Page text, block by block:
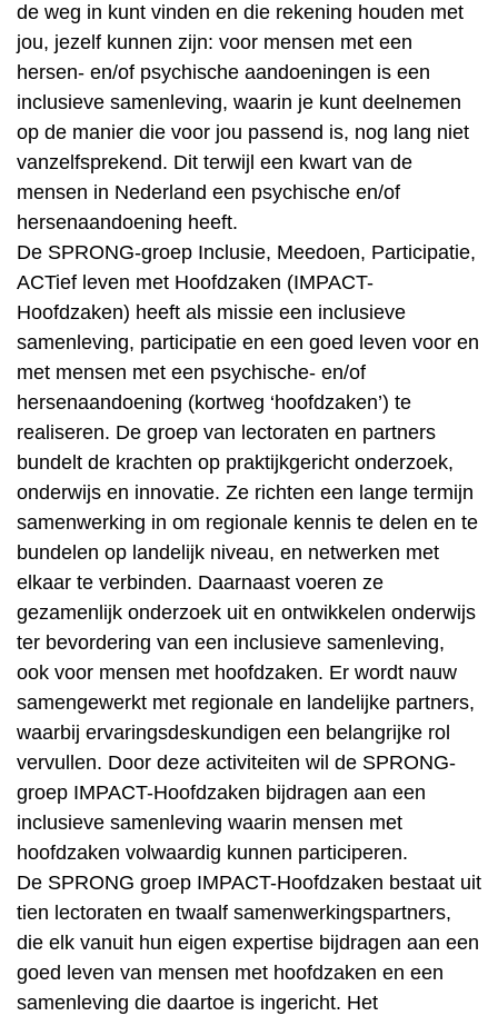
de weg in kunt vinden en die rekening houden met
jou, jezelf kunnen zijn: voor mensen met een
hersen- en/of psychische aandoeningen is een
inclusieve samenleving, waarin je kunt deelnemen
op de manier die voor jou passend is, nog lang niet
vanzelfsprekend. Dit terwijl een kwart van de
mensen in Nederland een psychische en/of
hersenaandoening heeft.
De SPRONG-groep Inclusie, Meedoen, Participatie,
ACTief leven met Hoofdzaken (IMPACT-
Hoofdzaken) heeft als missie een inclusieve
samenleving, participatie en een goed leven voor en
met mensen met een psychische- en/of
hersenaandoening (kortweg ‘hoofdzaken’) te
realiseren. De groep van lectoraten en partners
bundelt de krachten op praktijkgericht onderzoek,
onderwijs en innovatie. Ze richten een lange termijn
samenwerking in om regionale kennis te delen en te
bundelen op landelijk niveau, en netwerken met
elkaar te verbinden. Daarnaast voeren ze
gezamenlijk onderzoek uit en ontwikkelen onderwijs
ter bevordering van een inclusieve samenleving,
ook voor mensen met hoofdzaken. Er wordt nauw
samengewerkt met regionale en landelijke partners,
waarbij ervaringsdeskundigen een belangrijke rol
vervullen. Door deze activiteiten wil de SPRONG-
groep IMPACT-Hoofdzaken bijdragen aan een
inclusieve samenleving waarin mensen met
hoofdzaken volwaardig kunnen participeren.
De SPRONG groep IMPACT-Hoofdzaken bestaat uit
tien lectoraten en twaalf samenwerkingspartners,
die elk vanuit hun eigen expertise bijdragen aan een
goed leven van mensen met hoofdzaken en een
samenleving die daartoe is ingericht. Het